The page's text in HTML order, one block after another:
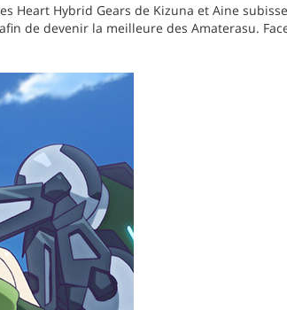
Heart Hybrid Gears de Kizuna et Aine
de devenir la meilleure des Amaterasu.